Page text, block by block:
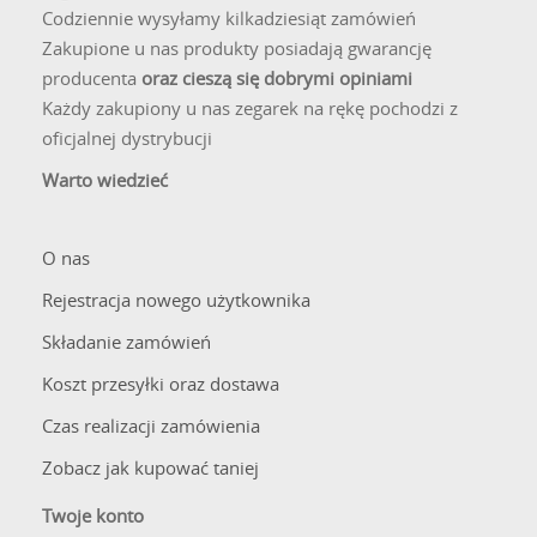
Jak dokładnie działa mechanizm
kwarcowy w zegarkach Cluse?
Mechanizm kwarcowy to precyzyjny system oparty na
zjawisku piezoelektrycznym. Bateria dostarcza energię do
układu scalonego, który pobudza kryształ kwarcu do drgań o
stałej częstotliwości 32 768 razy na sekundę. Mikroprocesor
krokowego, który porusza przekładnią zębatą, a ta z kolei
wprawia w ruch wskazówki, zapewniając niezwykle dokładny
pomiar czasu.
Czym jest powłoka PVD i czy jest trwała?
PVD (Physical Vapour Deposition) to nowoczesna metoda
barwienia metali w próżni. Cząsteczki twardego materiału, np.
stalowej koperty i bransolety, tworząc cienką, ale niezwykle
Codziennie wysyłamy kilkadziesiąt zamówień
Zakupione u nas produkty posiadają gwarancję
producenta oraz cieszą się dobrymi opiniami
Każdy zakupiony u nas zegarek na rękę pochodzi z
oficjalnej dystrybucji
Warto wiedzieć
O nas
Rejestracja nowego użytkownika
Składanie zamówień
Koszt przesyłki oraz dostawa
Czas realizacji zamówienia
Zobacz jak kupować taniej
Twoje konto